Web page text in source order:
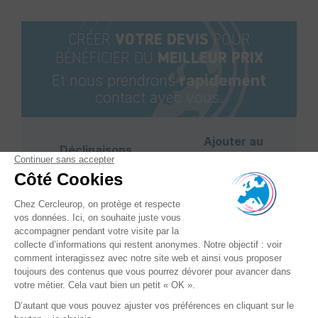
CRÉER VOTRE DEVIS POUR
BÉNÉFICIER DU MEILLEUR PRIX
Et nous prendrons rapidement
contact avec vous.
Déclinaisons
Ajouter au
Référence : A0007376
Epaisseur - mm: 0,4/0,63
Force de tension - N:
4000
Largeur - mm: 13, 16 et 19
Pression Max - Bar : 6,5
Poids - kg
: 4,5
-